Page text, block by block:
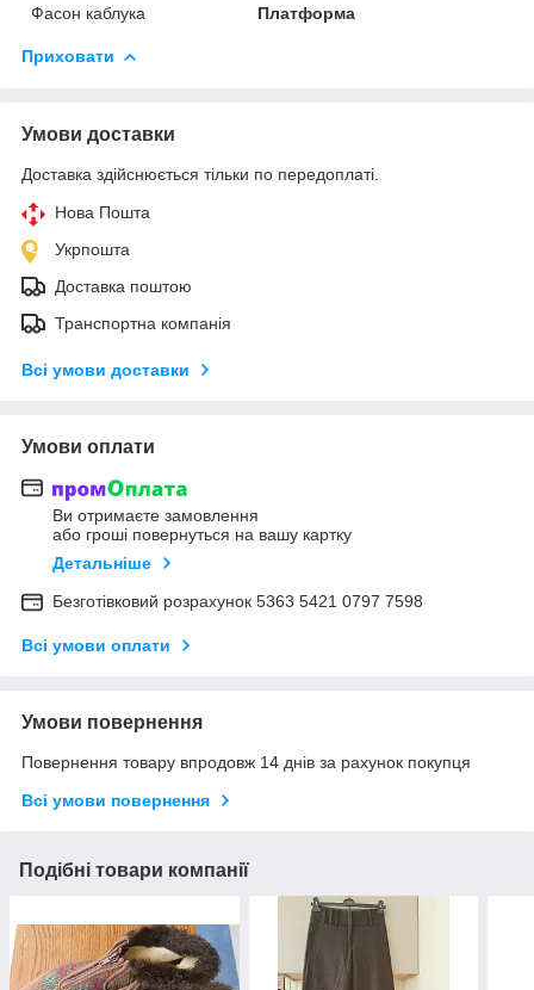
Фасон каблука
Платформа
Приховати
Умови доставки
Доставка здійснюється тільки по передоплаті.
Нова Пошта
Укрпошта
Доставка поштою
Транспортна компанія
Всі умови доставки
Умови оплати
Ви отримаєте замовлення
або гроші повернуться на вашу картку
Детальніше
Безготівковий розрахунок 5363 5421 0797 7598
Всі умови оплати
Умови повернення
Повернення товару впродовж 14 днів за рахунок покупця
Всі умови повернення
Подібні товари компанії